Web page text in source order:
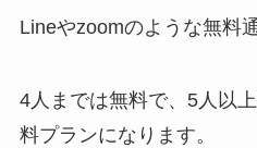
Lineやzoomのような無料
4人までは無料で、5人以
料プランになります。